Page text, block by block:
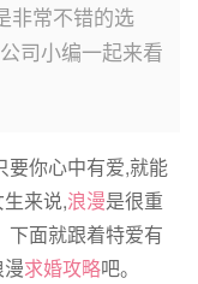
非常不错的选
司小编一起来看
要你心中有爱,就能
来说,浪漫是很重
下面就跟着特爱有
求婚攻略吧。